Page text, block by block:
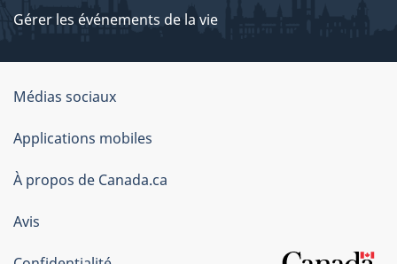
Gérer les événements de la vie
Organisation
du
gouvernement
du
Canada
Médias sociaux
Applications mobiles
À propos de Canada.ca
Avis